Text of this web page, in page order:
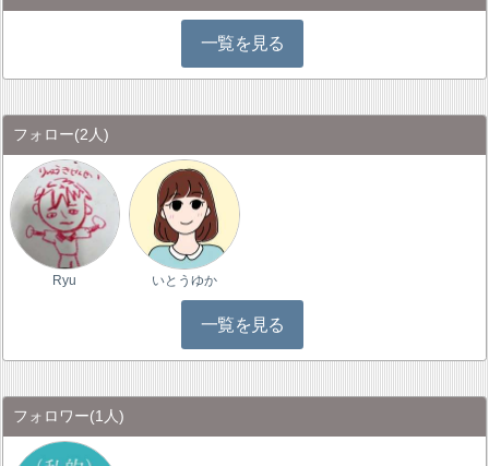
一覧を見る
フォロー(2人)
Ryu いとうゆか
一覧を見る
フォロワー(1人)